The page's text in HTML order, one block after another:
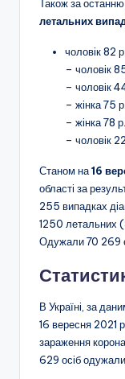
Також за
летальних
чоловік 82
– чоловік
– чоловік
– жінка 75
– жінка 78
– чоловік
Станом на16
області за
255 випадках
1250 летальних
Одужали 70 269
В Україні, за
16 вересня 2021
зараження
629 осіб одужали.